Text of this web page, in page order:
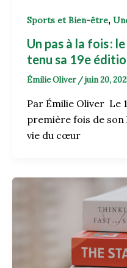
Sports et Bien-être,
Un pas à la fois :
tenu sa 19e
Émilie Oliver /juin 20,
Par Émilie Oliver Le
première fois de son
vie du cœur